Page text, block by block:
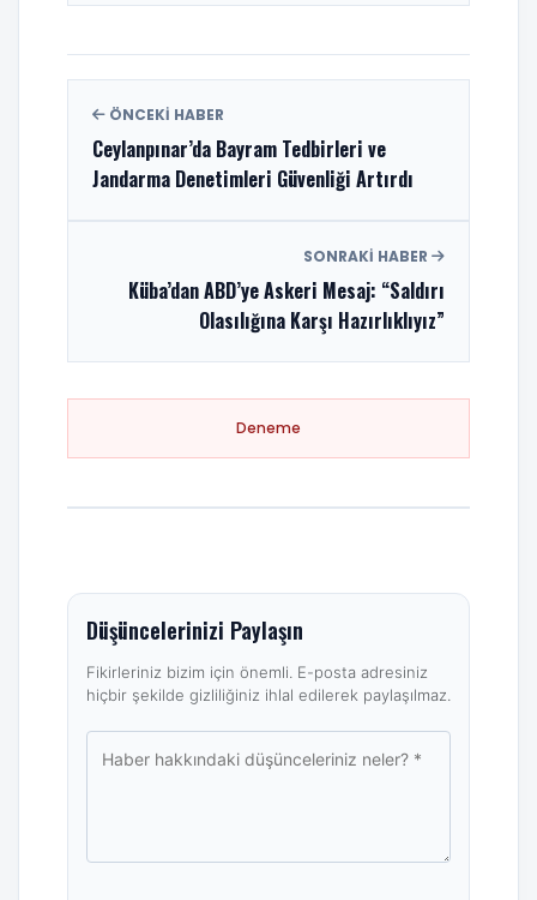
ÖNCEKI HABER
Ceylanpınar’da Bayram Tedbirleri ve
Jandarma Denetimleri Güvenliği Artırdı
SONRAKI HABER
Küba’dan ABD’ye Askeri Mesaj: “Saldırı
Olasılığına Karşı Hazırlıklıyız”
Deneme
Düşüncelerinizi Paylaşın
Fikirleriniz bizim için önemli. E-posta adresiniz
hiçbir şekilde gizliliğiniz ihlal edilerek paylaşılmaz.